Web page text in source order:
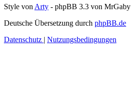
Style von Arty - phpBB 3.3 von MrGaby
Deutsche Übersetzung durch phpBB.de
Datenschutz | Nutzungsbedingungen